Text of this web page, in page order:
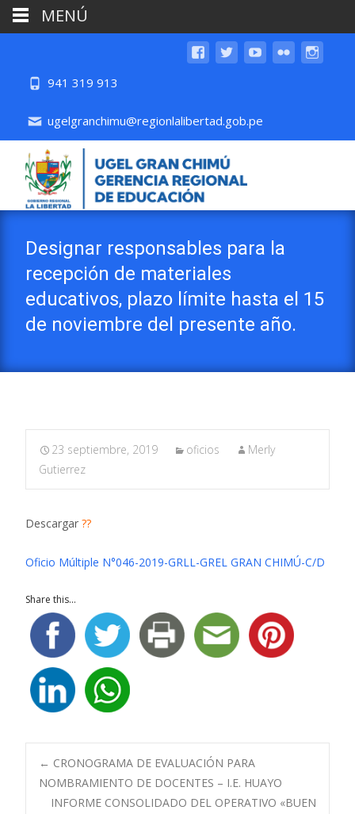
941 319 913
ugelgranchimu@regionlalibertad.gob.pe
Designar responsables para la
recepción de materiales
educativos, plazo límite hasta el 15
de noviembre del presente año.
23 septiembre, 2019 oficios
Merly
Gutierrez
Descargar ??
Oficio Múltiple N°046-2019-GRLL-GREL GRAN CHIMÚ-C/D
Share this...
Navegación
← CRONOGRAMA DE EVALUACIÓN PARA
NOMBRAMIENTO DE DOCENTES – I.E. HUAYO
INFORME CONSOLIDADO DEL OPERATIVO «BUEN
MENÚ